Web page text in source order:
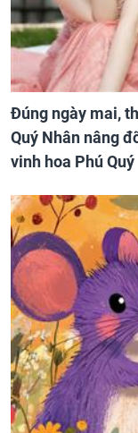
Đúng ngày mai,
Quý Nhân nâng
vinh hoa Phú Quý